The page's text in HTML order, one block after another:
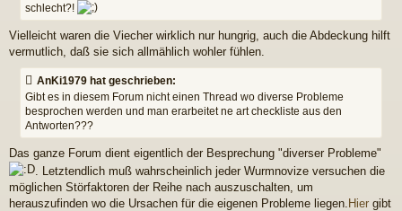
schlecht?!
Vielleicht waren die Viecher wirklich nur hungrig, auch die Abdeckung hilft
vermutlich, daß sie sich allmählich wohler fühlen.
AnKi1979 hat geschrieben:
Gibt es in diesem Forum nicht einen Thread wo diverse Probleme
besprochen werden und man erarbeitet ne art checkliste aus den
Antworten???
Das ganze Forum dient eigentlich der Besprechung "diverser Probleme"
. Letztendlich muß wahrscheinlich jeder Wurmnovize versuchen die
möglichen Störfaktoren der Reihe nach auszuschalten, um
herauszufinden wo die Ursachen für die eigenen Probleme liegen. Hier gibt